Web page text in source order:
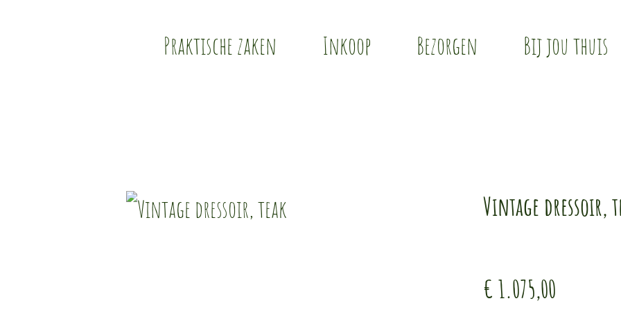
Praktische zaken
Inkoop Bezorgen Bij jou thuis
Vintage dressoir,
€ 1.075,00